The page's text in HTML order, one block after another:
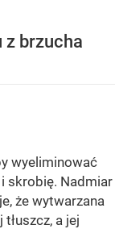
z brzucha
wyeliminować
skrobię. Nadmiar
że wytwarzana
a jej